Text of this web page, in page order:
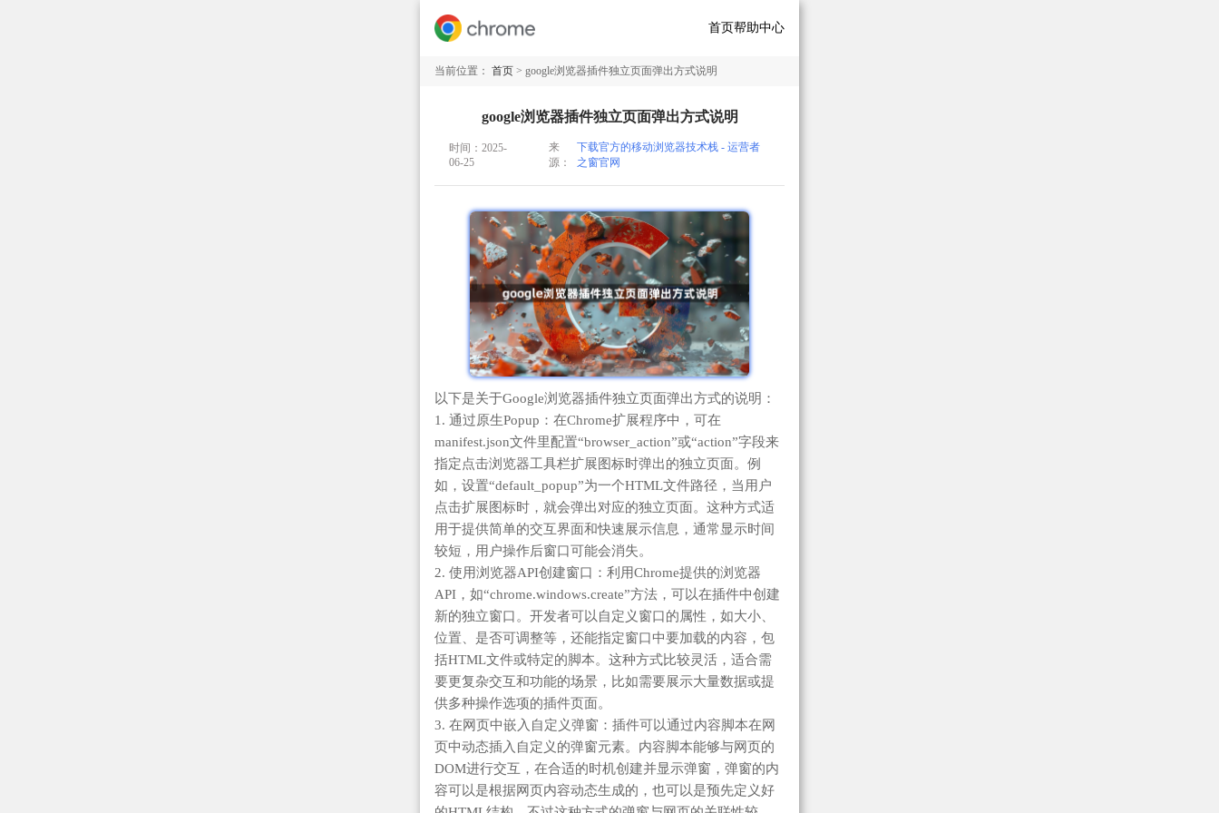
首页帮助中心
当前位置： 首页 > google浏览器插件独立页面弹出方式说明
google浏览器插件独立页面弹出方式说明
时间：2025-
06-25
来
源：
下载官方的移动浏览器技术栈 - 运营者
之窗官网
以下是关于Google浏览器插件独立页面弹出方式的说明：
1. 通过原生Popup：在Chrome扩展程序中，可在
manifest.json文件里配置“browser_action”或“action”字段来
指定点击浏览器工具栏扩展图标时弹出的独立页面。例
如，设置“default_popup”为一个HTML文件路径，当用户
点击扩展图标时，就会弹出对应的独立页面。这种方式适
用于提供简单的交互界面和快速展示信息，通常显示时间
较短，用户操作后窗口可能会消失。
2. 使用浏览器API创建窗口：利用Chrome提供的浏览器
API，如“chrome.windows.create”方法，可以在插件中创建
新的独立窗口。开发者可以自定义窗口的属性，如大小、
位置、是否可调整等，还能指定窗口中要加载的内容，包
括HTML文件或特定的脚本。这种方式比较灵活，适合需
要更复杂交互和功能的场景，比如需要展示大量数据或提
供多种操作选项的插件页面。
3. 在网页中嵌入自定义弹窗：插件可以通过内容脚本在网
页中动态插入自定义的弹窗元素。内容脚本能够与网页的
DOM进行交互，在合适的时机创建并显示弹窗，弹窗的内
容可以是根据网页内容动态生成的，也可以是预先定义好